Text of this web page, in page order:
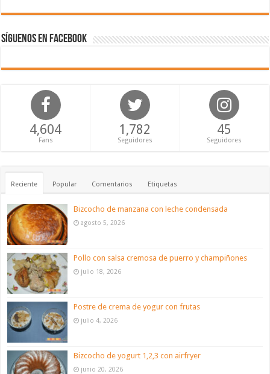
Síguenos en Facebook
4,604
Fans
1,782
Seguidores
45
Seguidores
Reciente Popular Comentarios Etiquetas
Bizcocho de manzana con leche condensada
agosto 5, 2026
Pollo con salsa cremosa de puerro y champiñones
julio 18, 2026
Postre de crema de yogur con frutas
julio 4, 2026
Bizcocho de yogurt 1,2,3 con airfryer
junio 20, 2026